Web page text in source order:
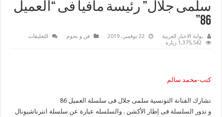
سلمى جلال” رئيسة مافيا فى “العميل
86”
بوابة الاخبار العربية 22 نوفمبر، 2019 فن و نجوم التعليقات
1,375,542 زيارة
كتب-محمد سالم
تشارك الفنانة التونسية سلمى جلال فى سلسلة العميل 86
و تدور السلسلة فى إطار الأكشن . والسلسله عبارة عن سلسلة انترناشيونال